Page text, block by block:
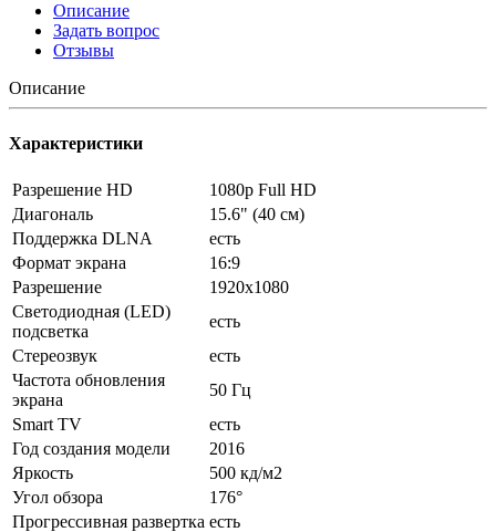
Описание
Задать вопрос
Отзывы
Описание
Характеристики
Разрешение HD
1080p Full HD
Диагональ
15.6" (40 см)
Поддержка DLNA
есть
Формат экрана
16:9
Разрешение
1920x1080
Светодиодная (LED)
подсветка
есть
Стереозвук
есть
Частота обновления
экрана
50 Гц
Smart TV
есть
Год создания модели
2016
Яркость
500 кд/м2
Угол обзора
176°
Прогрессивная развертка есть